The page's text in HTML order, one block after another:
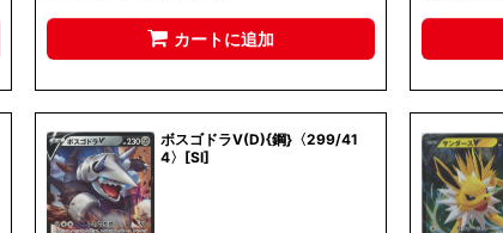
カートに追加
ボスゴドラV(D){鋼}〈299/41
4〉[SI]